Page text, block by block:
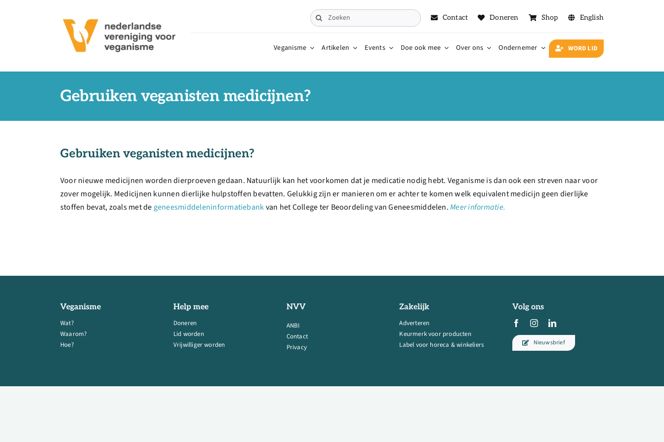
Zoeken
naar:
Contact Doneren Shop English
Veganisme Artikelen Events Doe ook mee Over ons Ondernemer WORD LID
Gebruiken veganisten medicijnen?
Gebruiken veganisten medicijnen?
Voor nieuwe medicijnen worden dierproeven gedaan. Natuurlijk kan het voorkomen dat je medicatie nodig hebt. Veganisme is dan ook een streven naar voor
zover mogelijk. Medicijnen kunnen dierlijke hulpstoffen bevatten. Gelukkig zijn er manieren om er achter te komen welk equivalent medicijn geen dierlijke
stoffen bevat, zoals met de geneesmiddeleninformatiebankvan het College ter Beoordeling van Geneesmiddelen.Meer informatie.
Veganisme
Wat?
Waarom?
Hoe?
Help mee
Doneren
Lid worden
Vrijwilliger worden
NVV
ANBI
Contact
Privacy
Zakelijk
Adverteren
Keurmerk voor producten
Label voor horeca & winkeliers
Volg ons
Nieuwsbrief